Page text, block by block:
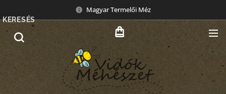
Magyar Termelői Méz
KERESÉS